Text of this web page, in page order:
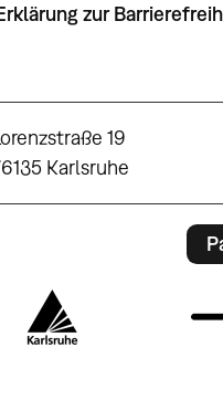
zur
19
Karlsruhe